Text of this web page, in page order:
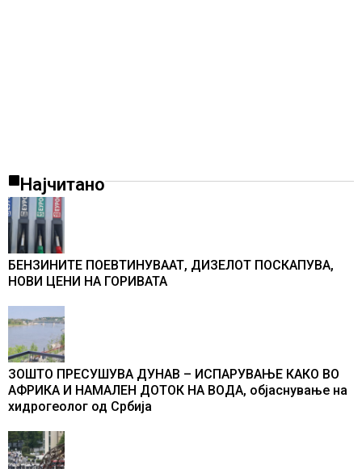
Најчитано
БЕНЗИНИТЕ ПОЕВТИНУВААТ, ДИЗЕЛОТ ПОСКАПУВА,
НОВИ ЦЕНИ НА ГОРИВАТА
ЗОШТО ПРЕСУШУВА ДУНАВ – ИСПАРУВАЊЕ КАКО ВО
АФРИКА И НАМАЛЕН ДОТОК НА ВОДА, објаснување на
хидрогеолог од Србија